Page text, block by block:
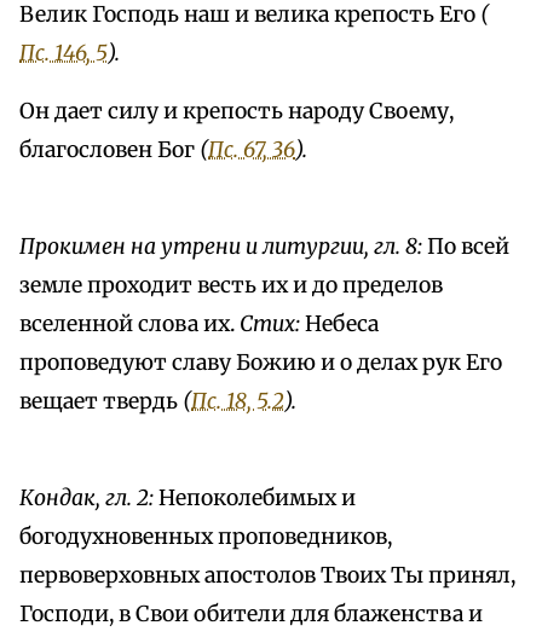
Велик Господь наш и велика крепость Его (
Пс. 146, 5).
Он дает силу и крепость народу Своему,
благословен Бог (Пс. 67, 36).
Прокимен на утрени и литургии, гл. 8:По всей
земле проходит весть их и до пределов
вселенной слова их. Стих:Небеса
проповедуют славу Божию и о делах рук Его
вещает твердь (Пс. 18, 5.2).
Кондак, гл. 2:Непоколебимых и
богодухновенных проповедников,
первоверховных апостолов Твоих Ты принял,
Господи, в Свои обители для блаженства и